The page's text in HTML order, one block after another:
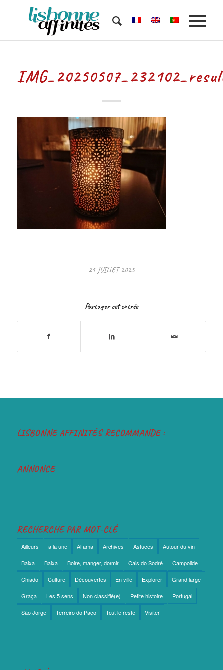
21 JUILLET 2025
Partager cet entrée
LISBONNE AFFINITÉS RECOMMANDE :
ANNONCE
RECHERCHE PAR MOT-CLÉ
Ailleurs a la une Alfama Archives Astuces Autour du vin
Baixa Baixa Boire, manger, dormir Cais do Sodré Campolide
Chiado Culture Découvertes En ville Explorer Grand large
Graça Les 5 sens Non classifié(e) Petite histoire Portugal
São Jorge Terreiro do Paço Tout le reste Visiter